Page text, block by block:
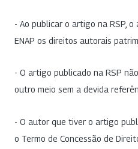
- Ao publicar o artigo na RSP,
ENAP os direitos autorais
- O artigo publicado na RSP
outro meio sem a devida
- O autor que tiver o artigo
o Termo de Concessão de